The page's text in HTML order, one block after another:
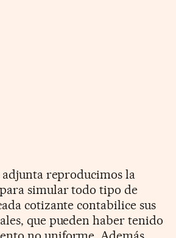
reproducimos la
simular todo tipo de
cotizante contabilice sus
que pueden haber tenido